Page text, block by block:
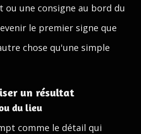
ou une consigne au bord du
le premier signe que
chose qu'une simple
un résultat
du lieu
comme le détail qui